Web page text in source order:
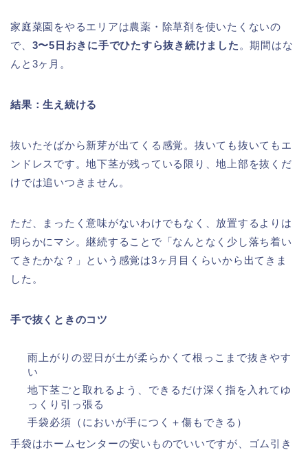
家庭菜園をやるエリアは農薬・除草剤を使いたくないの
で、 3〜5日おきに手でひたすら抜き続けました 。期間はな
んと3ヶ月。
結果：生え続ける
抜いたそばから新芽が出てくる感覚。抜いても抜いてもエ
ンドレスです。地下茎が残っている限り、地上部を抜くだ
けでは追いつきません。
ただ、まったく意味がないわけでもなく、放置するよりは
明らかにマシ。継続することで「なんとなく少し落ち着い
てきたかな？」という感覚は3ヶ月目くらいから出てきま
した。
手で抜くときのコツ
雨上がりの翌日が土が柔らかくて根っこまで抜きやす
い
地下茎ごと取れるよう、できるだけ深く指を入れてゆ
っくり引っ張る
手袋必須（においが手につく＋傷もできる）
手袋はホームセンターの安いものでいいですが、ゴム引き